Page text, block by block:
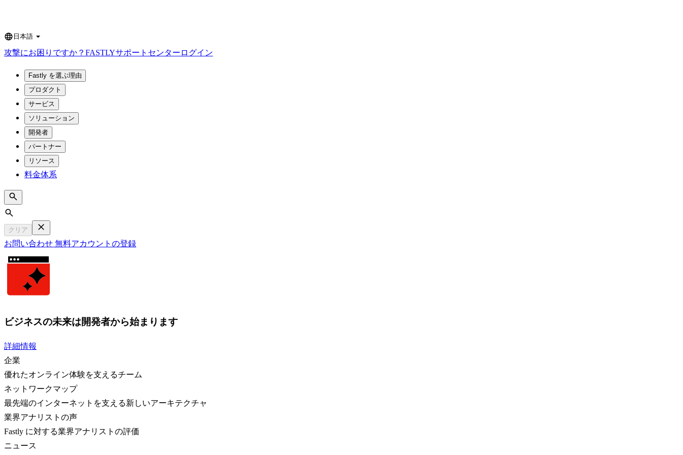
Language
日本語
攻撃にお困りですか？ FASTLYサポートセンター ログイン
Fastly を選ぶ理由
プロダクト
サービス
ソリューション
開発者
パートナー
リソース
料金体系
Search
クリア
お問い合わせ 無料アカウントの登録
ビジネスの未来は開発者から始まります
詳細情報
企業
優れたオンライン体験を支えるチーム
ネットワークマップ
最先端のインターネットを支える新しいアーキテクチャ
業界アナリストの声
Fastly に対する業界アナリストの評価
ニュース